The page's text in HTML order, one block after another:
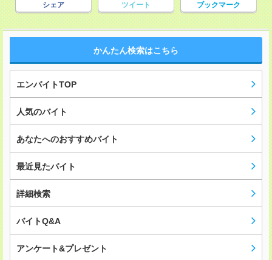
シェア ツイート ブックマーク
かんたん検索はこちら
エンバイトTOP
人気のバイト
あなたへのおすすめバイト
最近見たバイト
詳細検索
バイトQ&A
アンケート&プレゼント